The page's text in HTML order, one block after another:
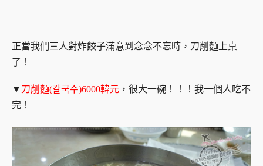
正當我們三人對炸餃子滿意到念念不忘時，刀削麵上桌
了！
▼ 刀削麵(칼국수)6000韓元 ，很大一碗！！！我一個人吃不
完！